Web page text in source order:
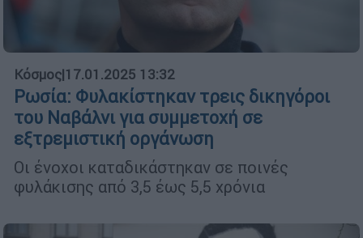
Κόσμος|17.01.2025 13:32
Ρωσία: Φυλακίστηκαν τρεις δικηγόροι
του Ναβάλνι για συμμετοχή σε
εξτρεμιστική οργάνωση
Οι ένοχοι καταδικάστηκαν σε ποινές
φυλάκισης από 3,5 έως 5,5 χρόνια